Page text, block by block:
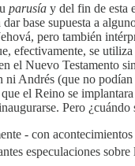
parusía y del fin de esta
base supuesta a
pero también
efectivamente, se
el Nuevo
Andrés (que no
el Reino se
Pero
- con
especulaciones